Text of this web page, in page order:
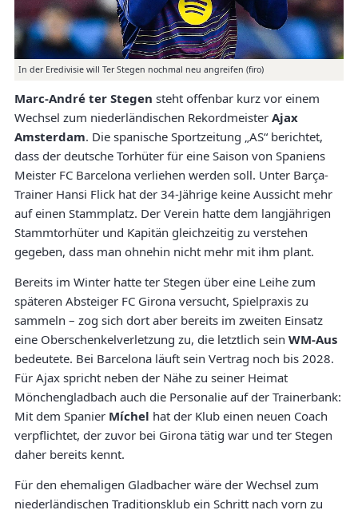
In der Eredivisie will Ter Stegen nochmal neu angreifen (firo)
Marc-André ter Stegen steht offenbar kurz vor einem
Wechsel zum niederländischen Rekordmeister Ajax
Amsterdam. Die spanische Sportzeitung „AS“ berichtet,
dass der deutsche Torhüter für eine Saison von Spaniens
Meister FC Barcelona verliehen werden soll. Unter Barça-
Trainer Hansi Flick hat der 34-Jährige keine Aussicht mehr
auf einen Stammplatz. Der Verein hatte dem langjährigen
Stammtorhüter und Kapitän gleichzeitig zu verstehen
gegeben, dass man ohnehin nicht mehr mit ihm plant.
Bereits im Winter hatte ter Stegen über eine Leihe zum
späteren Absteiger FC Girona versucht, Spielpraxis zu
sammeln – zog sich dort aber bereits im zweiten Einsatz
eine Oberschenkelverletzung zu, die letztlich sein WM-Aus
bedeutete. Bei Barcelona läuft sein Vertrag noch bis 2028.
Für Ajax spricht neben der Nähe zu seiner Heimat
Mönchengladbach auch die Personalie auf der Trainerbank:
Mit dem Spanier Míchel hat der Klub einen neuen Coach
verpflichtet, der zuvor bei Girona tätig war und ter Stegen
daher bereits kennt.
Für den ehemaligen Gladbacher wäre der Wechsel zum
niederländischen Traditionsklub ein Schritt nach vorn zu